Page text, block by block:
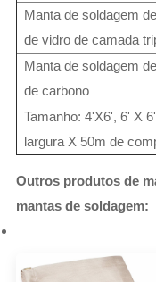
Manta de soldagem
de vidro de camada
Manta de soldagem
de carbono
Tamanho: 4'X6', 6' X
largura X 50m de
Outros produtos de
mantas de soldagem: